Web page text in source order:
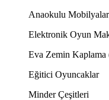
Anaokulu
Elektronik Oyun
Eva Zemin
Eğitici Oyuncaklar
Minder Çeşitleri